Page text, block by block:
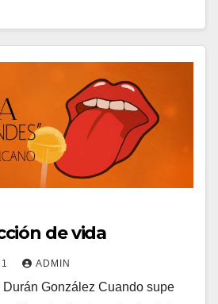
de vida
ADMIN
González Cuando supe